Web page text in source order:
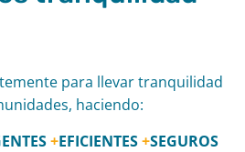
para llevar tranquilidad
haciendo:
+EFICIENTES+SEGUROS